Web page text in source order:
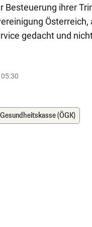
ihrer
gedacht und
(ÖGK)